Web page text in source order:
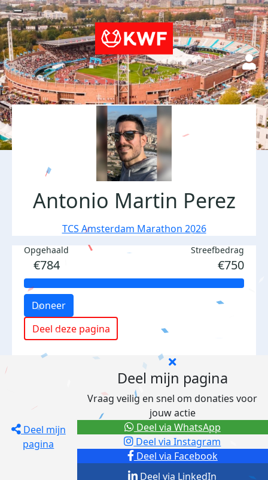
Antonio Martin Perez
TCS Amsterdam Marathon 2026
Opgehaald
€784
Streefbedrag
€750
Doneer
Deel deze pagina
Deel mijn
pagina
Deel mijn pagina
Vraag veilig en snel om donaties voor
jouw actie
Deel via Facebook
Deel via Instagram
Deel via LinkedIn
Deel via WhatsApp